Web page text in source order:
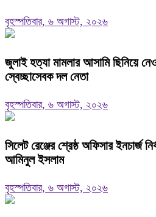
বৃহস্পতিবার, ৬ অগাস্ট, ২০২৬
জুলাই হত্যা মামলার আসামি ছিনিয়ে
স্বেচ্ছাসেবক দল নেতা
বৃহস্পতিবার, ৬ অগাস্ট, ২০২৬
‎সিলেট রেঞ্জের শ্রেষ্ঠ অফিসার ইনচার্জ
আমিনুল ইসলাম
বৃহস্পতিবার, ৬ অগাস্ট, ২০২৬